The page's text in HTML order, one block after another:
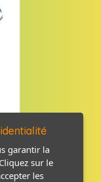
légales
garantir la
sur le
les